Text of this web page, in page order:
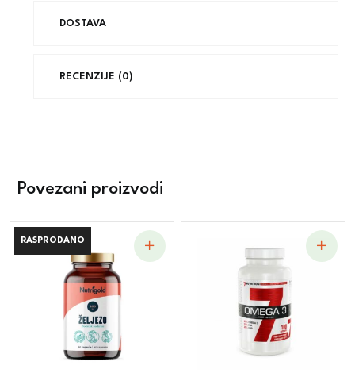
DOSTAVA
RECENZIJE (0)
Povezani proizvodi
RASPRODANO
RASPRODANO